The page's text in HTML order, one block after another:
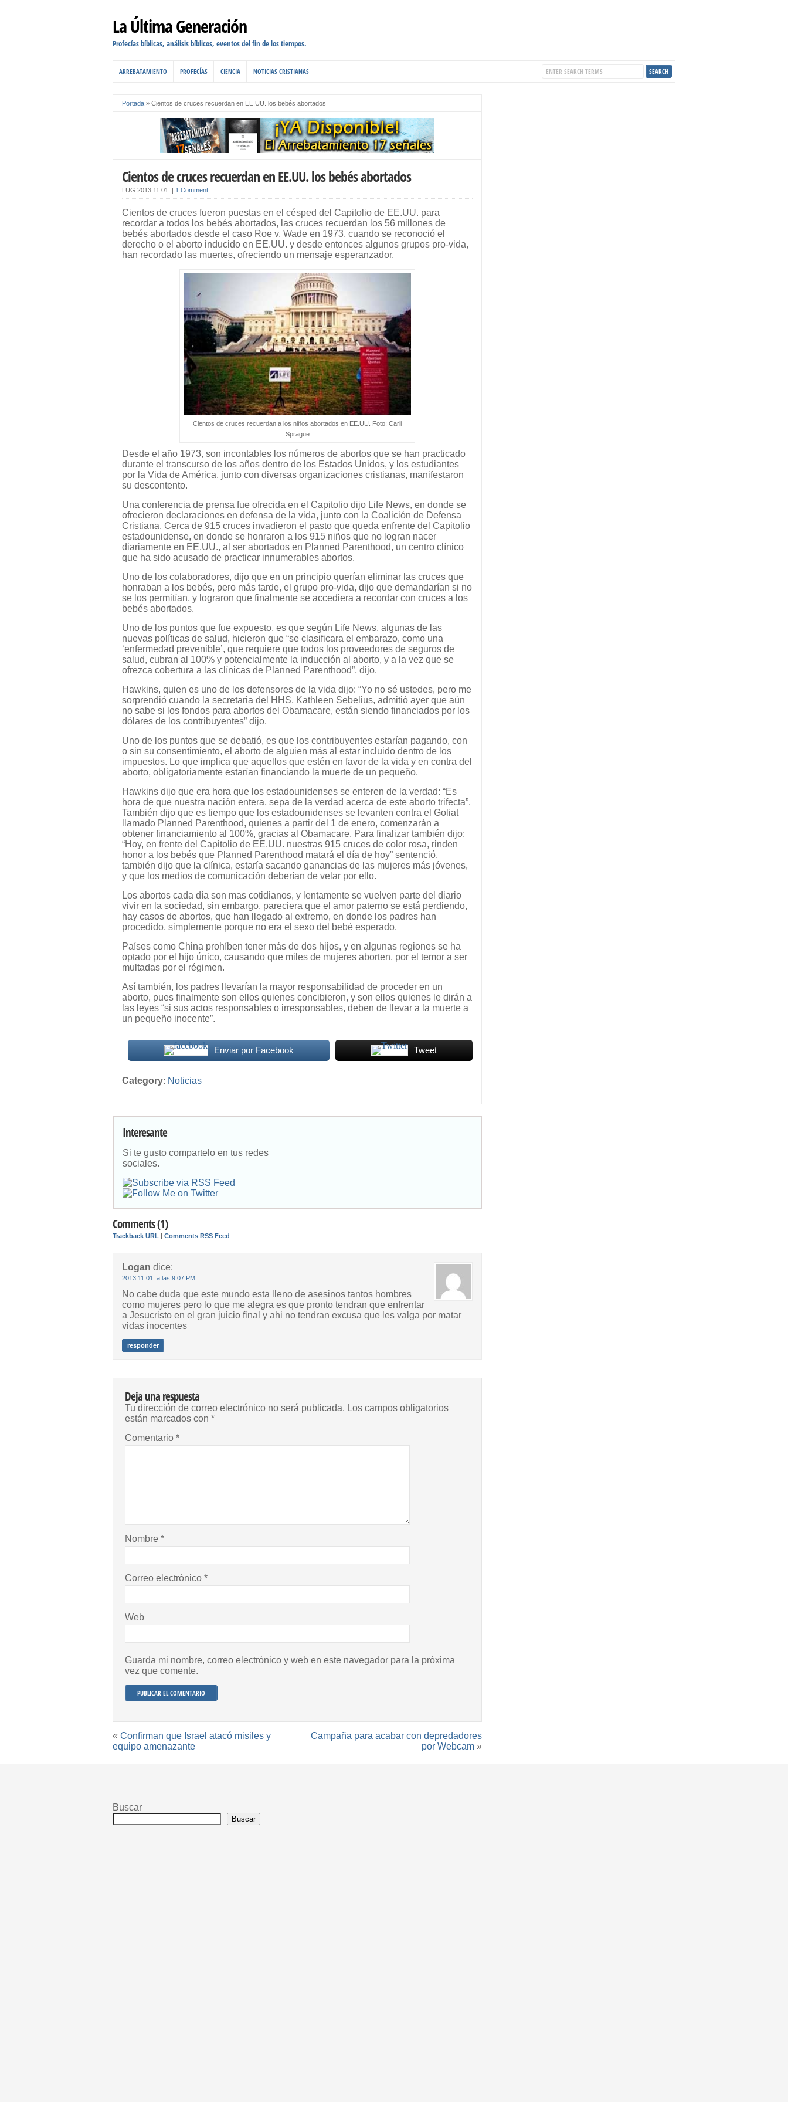
La Última Generación
Profecías bíblicas, análisis bíblicos, eventos del fin de los tiempos.
ARREBATAMIENTO PROFECÍAS CIENCIA NOTICIAS CRISTIANAS
Portada » Cientos de cruces recuerdan en EE.UU. los bebés abortados
Cientos de cruces recuerdan en EE.UU. los bebés abortados
LUG 2013.11.01. | 1 Comment
Cientos de cruces fueron puestas en el césped del Capitolio de EE.UU. para
recordar a todos los bebés abortados, las cruces recuerdan los 56 millones de
bebés abortados desde el caso Roe v. Wade en 1973, cuando se reconoció el
derecho o el aborto inducido en EE.UU. y desde entonces algunos grupos pro-vida,
han recordado las muertes, ofreciendo un mensaje esperanzador.
Cientos de cruces recuerdan a los niños abortados en EE.UU. Foto: Carli
Sprague
Desde el año 1973, son incontables los números de abortos que se han practicado
durante el transcurso de los años dentro de los Estados Unidos, y los estudiantes
por la Vida de América, junto con diversas organizaciones cristianas, manifestaron
su descontento.
Una conferencia de prensa fue ofrecida en el Capitolio dijo Life News, en donde se
ofrecieron declaraciones en defensa de la vida, junto con la Coalición de Defensa
Cristiana. Cerca de 915 cruces invadieron el pasto que queda enfrente del Capitolio
estadounidense, en donde se honraron a los 915 niños que no logran nacer
diariamente en EE.UU., al ser abortados en Planned Parenthood, un centro clínico
que ha sido acusado de practicar innumerables abortos.
Uno de los colaboradores, dijo que en un principio querían eliminar las cruces que
honraban a los bebés, pero más tarde, el grupo pro-vida, dijo que demandarían si no
se los permitían, y lograron que finalmente se accediera a recordar con cruces a los
bebés abortados.
Uno de los puntos que fue expuesto, es que según Life News, algunas de las
nuevas políticas de salud, hicieron que “se clasificara el embarazo, como una
‘enfermedad prevenible’, que requiere que todos los proveedores de seguros de
salud, cubran al 100% y potencialmente la inducción al aborto, y a la vez que se
ofrezca cobertura a las clínicas de Planned Parenthood”, dijo.
Hawkins, quien es uno de los defensores de la vida dijo: “Yo no sé ustedes, pero me
sorprendió cuando la secretaria del HHS, Kathleen Sebelius, admitió ayer que aún
no sabe si los fondos para abortos del Obamacare, están siendo financiados por los
dólares de los contribuyentes” dijo.
Uno de los puntos que se debatió, es que los contribuyentes estarían pagando, con
o sin su consentimiento, el aborto de alguien más al estar incluido dentro de los
impuestos. Lo que implica que aquellos que estén en favor de la vida y en contra del
aborto, obligatoriamente estarían financiando la muerte de un pequeño.
Hawkins dijo que era hora que los estadounidenses se enteren de la verdad: “Es
hora de que nuestra nación entera, sepa de la verdad acerca de este aborto trifecta”.
También dijo que es tiempo que los estadounidenses se levanten contra el Goliat
llamado Planned Parenthood, quienes a partir del 1 de enero, comenzarán a
obtener financiamiento al 100%, gracias al Obamacare. Para finalizar también dijo:
“Hoy, en frente del Capitolio de EE.UU. nuestras 915 cruces de color rosa, rinden
honor a los bebés que Planned Parenthood matará el día de hoy” sentenció,
también dijo que la clínica, estaría sacando ganancias de las mujeres más jóvenes,
y que los medios de comunicación deberían de velar por ello.
Los abortos cada día son mas cotidianos, y lentamente se vuelven parte del diario
vivir en la sociedad, sin embargo, pareciera que el amor paterno se está perdiendo,
hay casos de abortos, que han llegado al extremo, en donde los padres han
procedido, simplemente porque no era el sexo del bebé esperado.
Países como China prohíben tener más de dos hijos, y en algunas regiones se ha
optado por el hijo único, causando que miles de mujeres aborten, por el temor a ser
multadas por el régimen.
Así también, los padres llevarían la mayor responsabilidad de proceder en un
aborto, pues finalmente son ellos quienes concibieron, y son ellos quienes le dirán a
las leyes “si sus actos responsables o irresponsables, deben de llevar a la muerte a
un pequeño inocente”.
Enviar por Facebook Tweet
Category: Noticias
Interesante
Si te gusto compartelo en tus redes
sociales.
Comments (1)
Trackback URL | Comments RSS Feed
Logan dice:
2013.11.01. a las 9:07 PM
No cabe duda que este mundo esta lleno de asesinos tantos hombres
como mujeres pero lo que me alegra es que pronto tendran que enfrentar
a Jesucristo en el gran juicio final y ahi no tendran excusa que les valga por matar
vidas inocentes
responder
Deja una respuesta
Tu dirección de correo electrónico no será publicada. Los campos obligatorios
están marcados con *
Comentario *
Nombre *
Correo electrónico *
Web
Guarda mi nombre, correo electrónico y web en este navegador para la próxima
vez que comente.
« Confirman que Israel atacó misiles y
equipo amenazante
Campaña para acabar con depredadores
por Webcam »
Buscar
Buscar